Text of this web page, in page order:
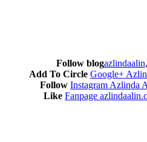
Follow blogazlindaalin,
Add To Circle Google+
Follow Instagram Azlinda
Like Fanpage